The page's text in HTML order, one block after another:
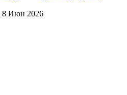
8 Июн 2026